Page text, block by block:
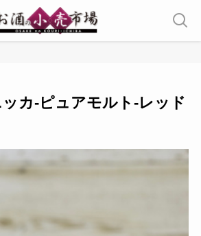
ッカ-ピュアモルト-レッド